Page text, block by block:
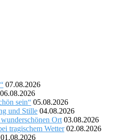
07.08.2026
06.08.2026
sein“ 05.08.2026
und Stille 04.08.2026
Ort 03.08.2026
tragischem Wetter 02.08.2026
01.08.2026